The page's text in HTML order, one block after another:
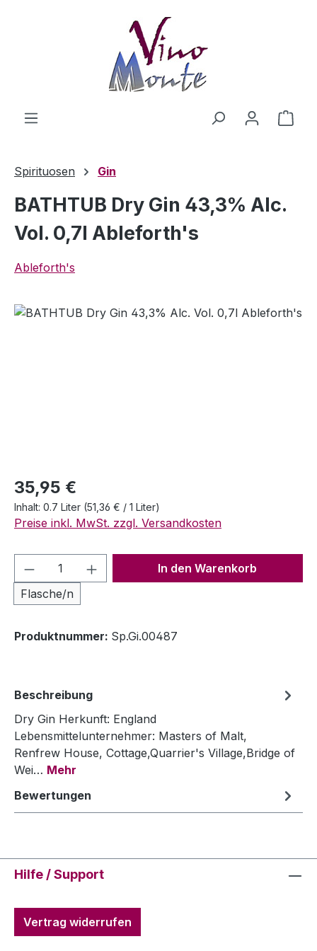
Spirituosen Gin
BATHTUB Dry Gin 43,3% Alc.
Vol. 0,7l Ableforth's
Ableforth's
Bildergalerie überspringen
Regulärer Preis:
35,95 €
Inhalt: 0.7 Liter (51,36 € / 1 Liter)
Preise inkl. MwSt. zzgl. Versandkosten
Produkt Anzahl: Gib den
Flasche/n
In den Warenkorb
Produktnummer: Sp.Gi.00487
Beschreibung
Dry Gin Herkunft: England
Lebensmittelunternehmer: Masters of Malt,
Renfrew House, Cottage,Quarrier's Village,Bridge of
Wei… Mehr
Bewertungen
Hilfe / Support
Vertrag widerrufen